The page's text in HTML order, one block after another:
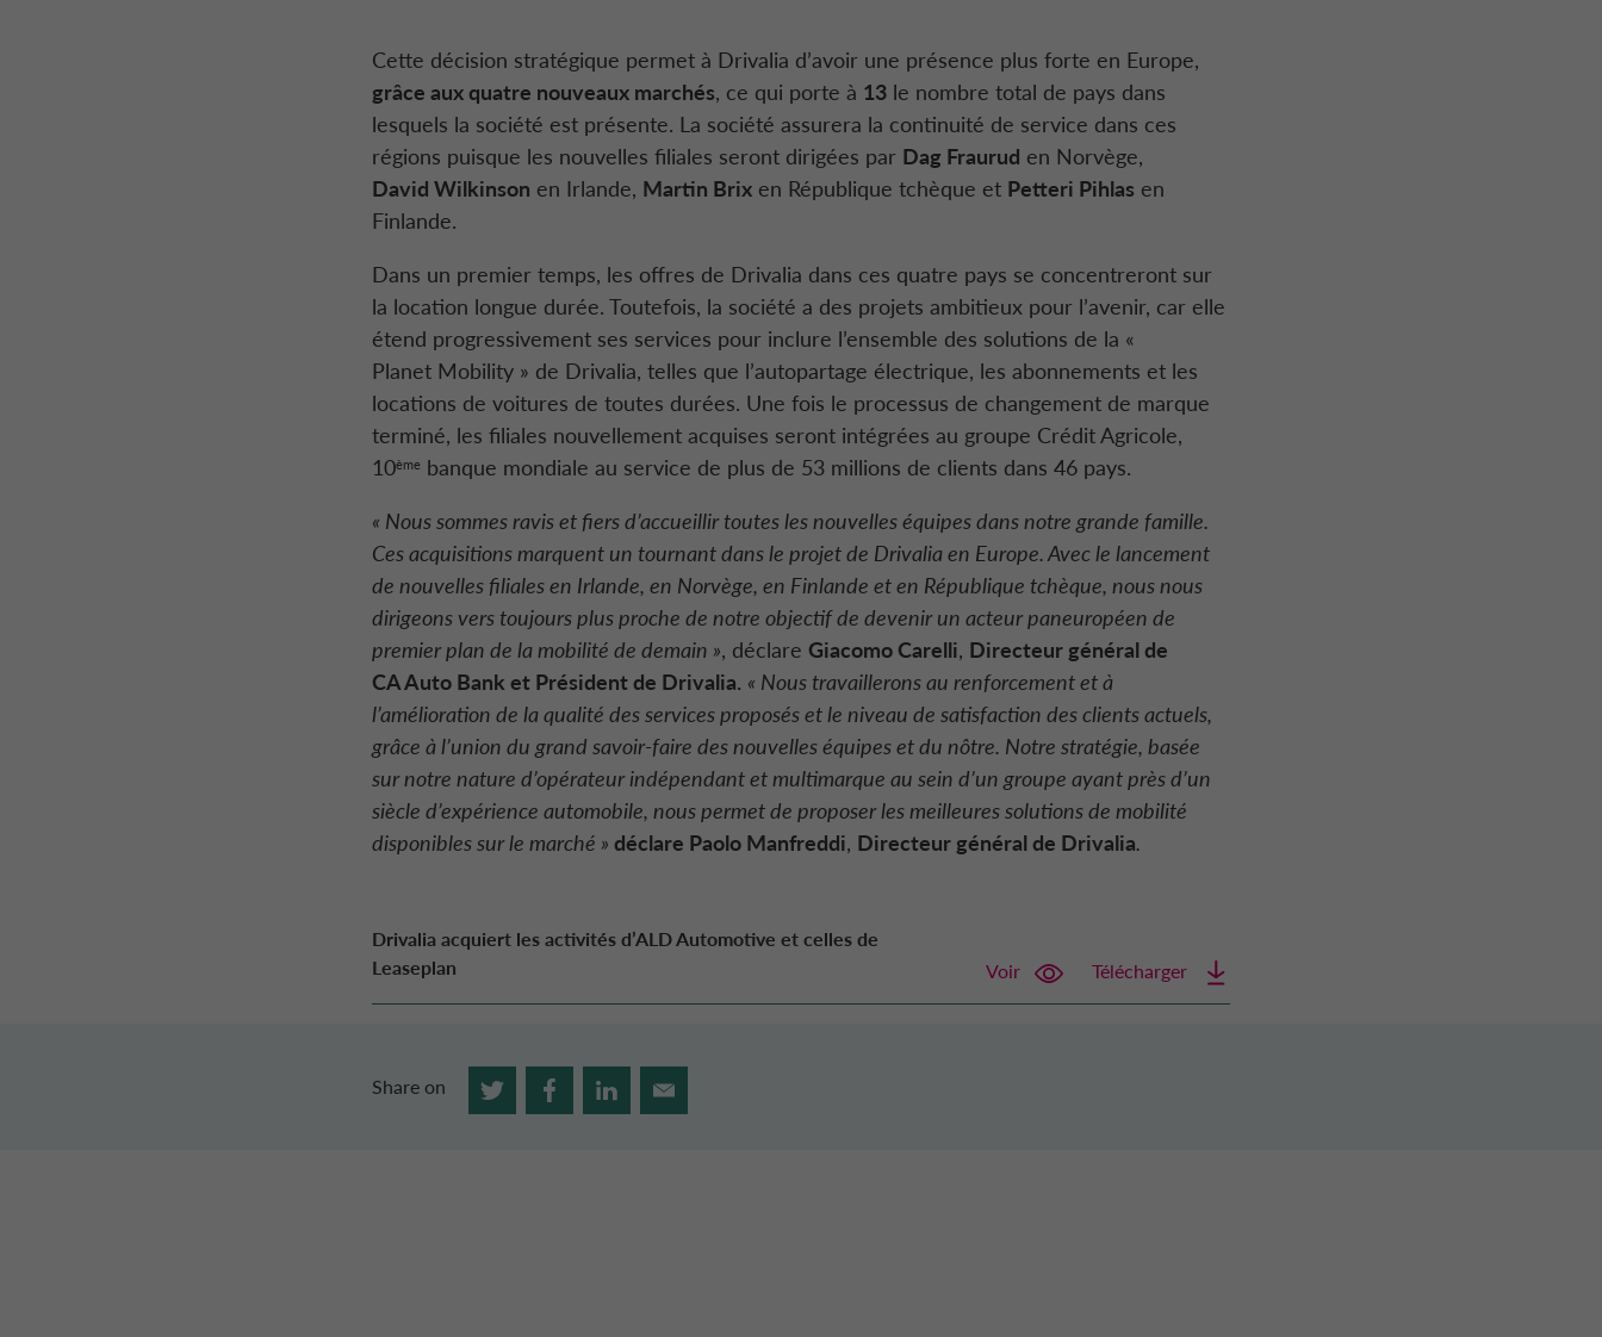
Cette décision stratégique permet à Drivalia d’avoir une présence plus forte en Europe,
grâce aux quatre nouveaux marchés, ce qui porte à 13 le nombre total de pays dans
lesquels la société est présente. La société assurera la continuité de service dans ces
régions puisque les nouvelles filiales seront dirigées par Dag Fraurud en Norvège,
David Wilkinson en Irlande, Martin Brix en République tchèque et Petteri Pihlas en
Finlande.
Dans un premier temps, les offres de Drivalia dans ces quatre pays se concentreront sur
la location longue durée. Toutefois, la société a des projets ambitieux pour l’avenir, car elle
étend progressivement ses services pour inclure l’ensemble des solutions de la «
Planet Mobility » de Drivalia, telles que l’autopartage électrique, les abonnements et les
locations de voitures de toutes durées. Une fois le processus de changement de marque
terminé, les filiales nouvellement acquises seront intégrées au groupe Crédit Agricole,
10ème banque mondiale au service de plus de 53 millions de clients dans 46 pays.
« Nous sommes ravis et fiers d’accueillir toutes les nouvelles équipes dans notre grande famille.
Ces acquisitions marquent un tournant dans le projet de Drivalia en Europe. Avec le lancement
de nouvelles filiales en Irlande, en Norvège, en Finlande et en République tchèque, nous nous
dirigeons vers toujours plus proche de notre objectif de devenir un acteur paneuropéen de
premier plan de la mobilité de demain », déclare Giacomo Carelli, Directeur général de
CA Auto Bank et Président de Drivalia. « Nous travaillerons au renforcement et à
l’amélioration de la qualité des services proposés et le niveau de satisfaction des clients actuels,
grâce à l’union du grand savoir-faire des nouvelles équipes et du nôtre. Notre stratégie, basée
sur notre nature d’opérateur indépendant et multimarque au sein d’un groupe ayant près d’un
siècle d’expérience automobile, nous permet de proposer les meilleures solutions de mobilité
disponibles sur le marché » déclare Paolo Manfreddi, Directeur général de Drivalia.
Drivalia acquiert les activités d’ALD Automotive et celles de
Leaseplan
Voir Télécharger
Share on